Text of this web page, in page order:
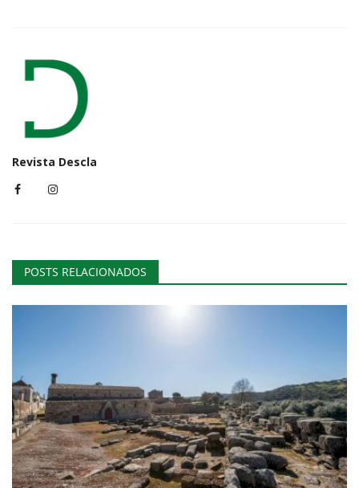
Revista Descla
POSTS RELACIONADOS